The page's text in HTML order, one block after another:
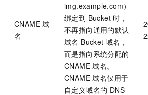
CNAME 域
名
img.example.com）
绑定到 Bucket 时，
不再指向通用的默认
域名 Bucket 域名，
而是指向系统分配的
CNAME 域名。
CNAME 域名仅用于
自定义域名的 DNS